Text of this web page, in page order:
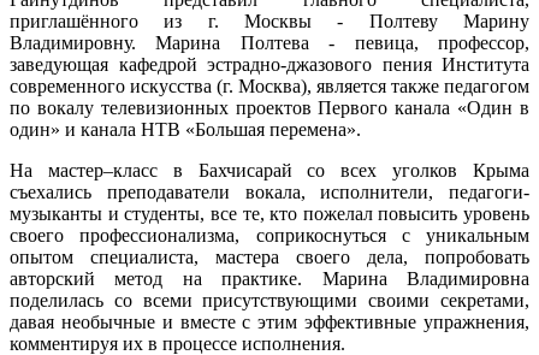
приглашённого из г. Москвы - Полтеву Марину
Владимировну. Марина Полтева - певица, профессор,
заведующая кафедрой эстрадно-джазового пения Института
современного искусства (г. Москва), является также педагогом
по вокалу телевизионных проектов Первого канала «Один в
один» и канала НТВ «Большая перемена».
На мастер–класс в Бахчисарай со всех уголков Крыма
съехались преподаватели вокала, исполнители, педагоги-
музыканты и студенты, все те, кто пожелал повысить уровень
своего профессионализма, соприкоснуться с уникальным
опытом специалиста, мастера своего дела, попробовать
авторский метод на практике. Марина Владимировна
поделилась со всеми присутствующими своими секретами,
давая необычные и вместе с этим эффективные упражнения,
комментируя их в процессе исполнения.